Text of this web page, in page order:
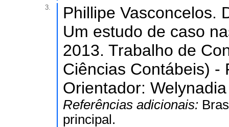
3.
Phillipe Vasconcelos.
Um estudo de caso
2013. Trabalho de
Ciências Contábeis) -
Orientador:
Referências adicionais:
principal.